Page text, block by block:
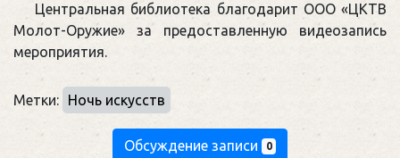
Центральная библиотека благодарит ООО «ЦКТВ
Молот-Оружие» за предоставленную видеозапись
мероприятия.
Метки: Ночь искусств
Обсуждение записи 0